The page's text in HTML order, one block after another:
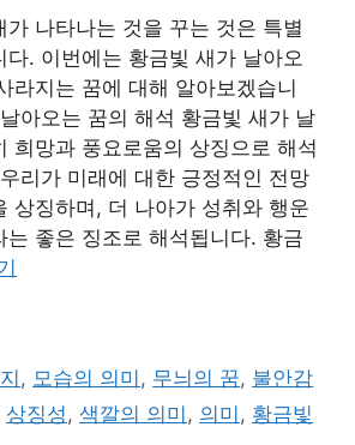
가 나타나는 것을 꾸는 것은 특별
다. 이번에는 황금빛 새가 날아오
라지는 꿈에 대해 알아보겠습니
아오는 꿈의 해석 황금빛 새가 날
희망과 풍요로움의 상징으로 해석
리가 미래에 대한 긍정적인 전망
상징하며, 더 나아가 성취와 행운
는 좋은 징조로 해석됩니다. 황금
, 모습의 의미 , 무늬의 꿈, 불안감
상징성 , 색깔의 의미 , 의미 , 황금빛